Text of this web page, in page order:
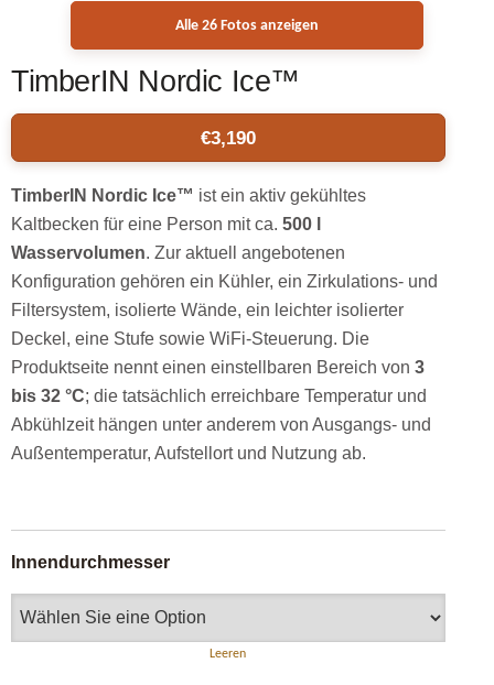
Alle 26 Fotos anzeigen
TimberIN Nordic Ice™
€3,190
TimberIN Nordic Ice™ ist ein aktiv gekühltes
Kaltbecken für eine Person mit ca. 500 l
Wasservolumen. Zur aktuell angebotenen
Konfiguration gehören ein Kühler, ein Zirkulations- und
Filtersystem, isolierte Wände, ein leichter isolierter
Deckel, eine Stufe sowie WiFi-Steuerung. Die
Produktseite nennt einen einstellbaren Bereich von 3
bis 32 °C; die tatsächlich erreichbare Temperatur und
Abkühlzeit hängen unter anderem von Ausgangs- und
Außentemperatur, Aufstellort und Nutzung ab.
Innendurchmesser
Leeren